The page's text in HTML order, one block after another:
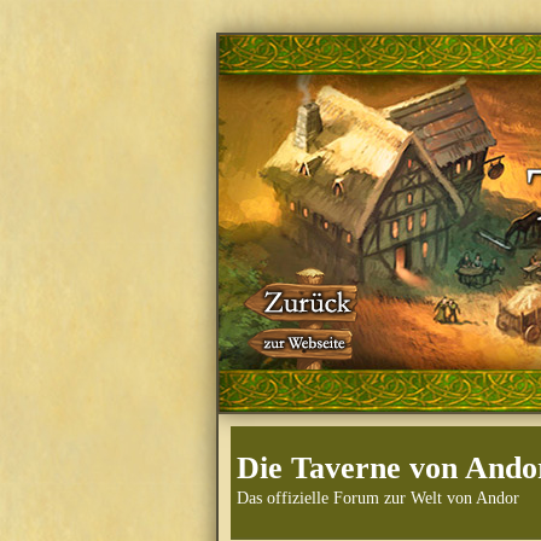
Die Taverne von
Das offizielle Forum zur Welt von Andor